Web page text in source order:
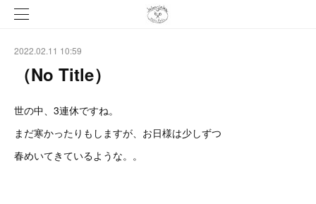
2022.02.11 10:59
（No Title）
世の中、3連休ですね。
まだ寒かったりもしますが、お日様は少しずつ
春めいてきているような。。